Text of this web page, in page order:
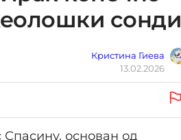
сонди
Кристина Гиева
13.02.2026
основан од